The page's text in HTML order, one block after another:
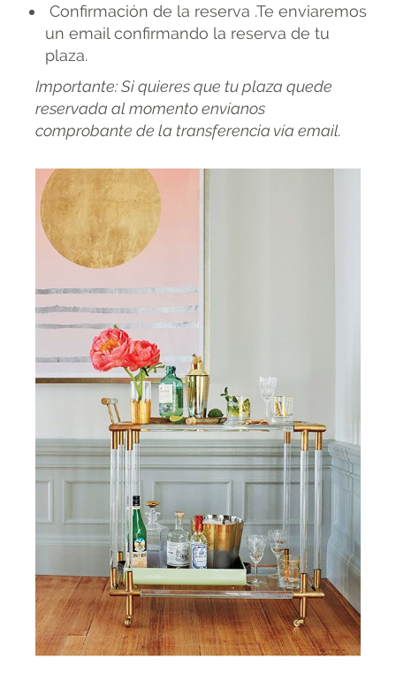
Confirmación de la reserva .Te enviaremos
un email confirmando la reserva de tu
plaza.
Importante: Si quieres que tu plaza quede
reservada al momento envíanos
comprobante de la transferencia vía email.